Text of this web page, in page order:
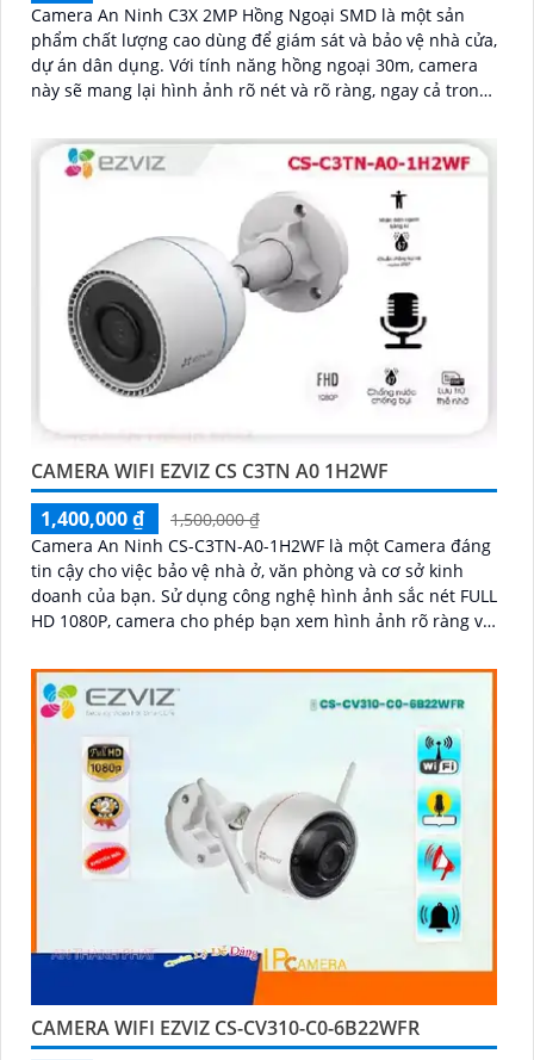
Camera An Ninh C3X 2MP Hồng Ngoại SMD là một sản
phẩm chất lượng cao dùng để giám sát và bảo vệ nhà cửa,
dự án dân dụng. Với tính năng hồng ngoại 30m, camera
này sẽ mang lại hình ảnh rõ nét và rõ ràng, ngay cả trong
CAMERA WIFI EZVIZ CS C3TN A0 1H2WF
1,400,000 ₫
1,500,000 ₫
Camera An Ninh CS-C3TN-A0-1H2WF là một Camera đáng
tin cậy cho việc bảo vệ nhà ở, văn phòng và cơ sở kinh
doanh của bạn. Sử dụng công nghệ hình ảnh sắc nét FULL
HD 1080P, camera cho phép bạn xem hình ảnh rõ ràng và
CAMERA WIFI EZVIZ CS-CV310-C0-6B22WFR